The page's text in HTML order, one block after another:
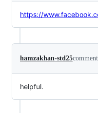
https://
hamzakhan-std25
helpful.